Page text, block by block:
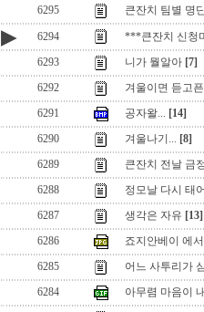
6295
큰잔치 팀별 명
▶ 6294
***큰잔치 신청
6293
니가 뭘알아 [7]
6292
겨울이면 듣고
6291
공자왈... [14]
6290
겨울나기... [8]
6289
큰잔치 전날 금
6288
정모날 다시 태
6287
생각은 자유 [13]
6286
죠지안베이 에
6285
어느 사투리가
6284
아무렴 마음이